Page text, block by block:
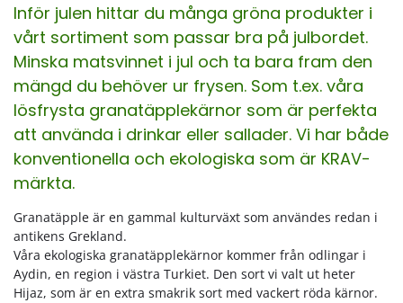
Inför julen hittar du många gröna produkter i
vårt sortiment som passar bra på julbordet.
Minska matsvinnet i jul och ta bara fram den
mängd du behöver ur frysen. Som t.ex. våra
lösfrysta granatäpplekärnor som är perfekta
att använda i drinkar eller sallader. Vi har både
konventionella och ekologiska som är KRAV-
märkta.
Granatäpple är en gammal kulturväxt som användes redan i
antikens Grekland.
Våra ekologiska granatäpplekärnor kommer från odlingar i
Aydin, en region i västra Turkiet. Den sort vi valt ut heter
Hijaz, som är en extra smakrik sort med vackert röda kärnor.